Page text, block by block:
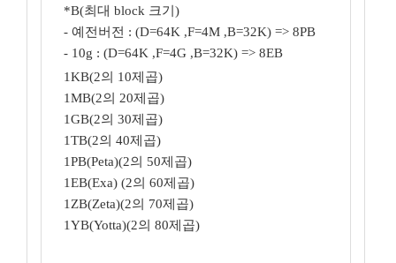
*B(최대 block 크기)
- 예전버전 : (D=64K ,F=4M ,B=32K) => 8PB
- 10g : (D=64K ,F=4G ,B=32K) => 8EB
1KB(2의 10제곱)
1MB(2의 20제곱)
1GB(2의 30제곱)
1TB(2의 40제곱)
1PB(Peta)(2의 50제곱)
1EB(Exa) (2의 60제곱)
1ZB(Zeta)(2의 70제곱)
1YB(Yotta)(2의 80제곱)